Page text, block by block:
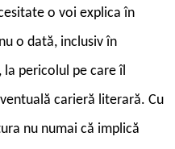
o voi explica în
o dată, inclusiv în
pericolul pe care îl
carieră literară. Cu
nu numai că implică